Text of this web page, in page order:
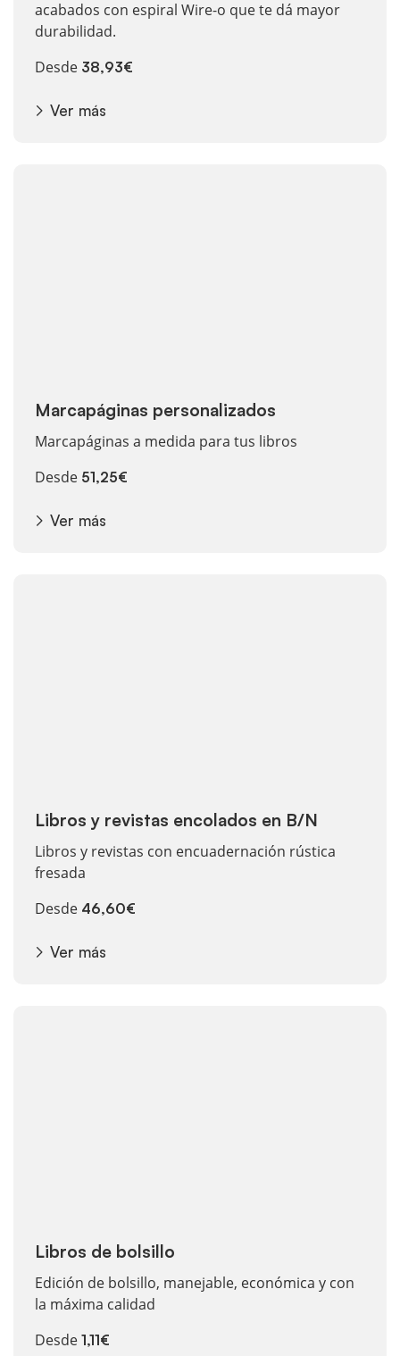
acabados con espiral Wire-o que te dá mayor
durabilidad.
Desde 38,93€
Ver más
Marcapáginas personalizados
Marcapáginas a medida para tus libros
Desde 51,25€
Ver más
Libros y revistas encolados en B/N
Libros y revistas con encuadernación rústica
fresada
Desde 46,60€
Ver más
Libros de bolsillo
Edición de bolsillo, manejable, económica y con
la máxima calidad
Desde 1,11€